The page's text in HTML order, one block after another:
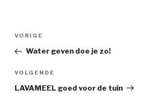
Vorig
bericht
VORIGE
Water geven doe je zo!
Volgend
bericht
VOLGENDE
LAVAMEEL goed voor de tuin